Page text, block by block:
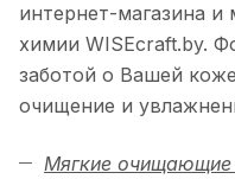
интернет-магазина
химии WISEcraft.by.
заботой о Вашей
очищение и
Мягкие очищающие